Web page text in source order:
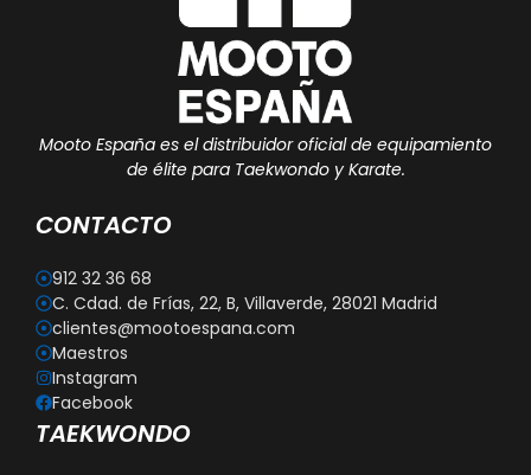
Mooto España es el distribuidor oficial de equipamiento
de élite para Taekwondo y Karate.
CONTACTO
912 32 36 68
C. Cdad. de Frías, 22, B, Villaverde, 28021 Madrid
clientes@mootoespana.com
Maestros
Instagram
Facebook
TAEKWONDO